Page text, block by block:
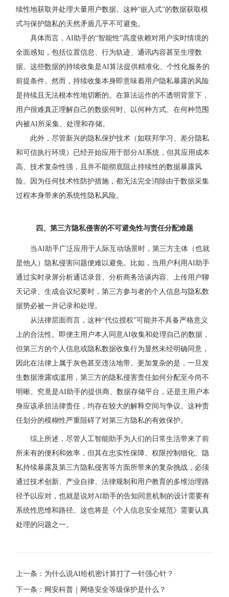
续性地获取并处理大量用户数据。这种“嵌入式”的数据获取模
式与保护隐私的天然矛盾几乎不可避免。
具体而言，AI助手的“智能性”高度依赖对用户实时情境的
全面感知，包括位置信息、行为轨迹、通讯内容甚至生理数
据。这些数据的持续收集是AI算法提供精准化、个性化服务的
前提条件。然而，持续收集本身即意味着用户隐私暴露的风险
是持续且无法根本性地切断的。在算法运作的不透明背景下，
用户很难真正理解自己的数据何时、以何种方式、在何种范围
内被AI所采集、处理和存储。
此外，尽管新兴的隐私保护技术（如联邦学习、差分隐私
和可信执行环境）已经开始应用于部分AI系统，但其应用成本
高、技术复杂性强，且并不能彻底阻止持续性的数据暴露风
险。因为任何技术性防护措施，都无法完全消除由于数据采集
过程本身带来的系统性隐私风险。
四、第三方隐私侵害的不可避免性与责任分配难题
当AI助手广泛应用于人际互动场景时，第三方主体（也就
是他人）隐私侵害问题便难以避免。比如，当用户利用AI助手
通过实时录屏分析通话录音、分析商务洽谈内容、上传用户聊
天记录、生成会议纪要时，第三方参与者的个人信息与隐私数
据势必被一并记录和处理。
从法律层面而言，这种“代位授权”可能并不具备严格意义
上的合法性。即便主用户本人同意AI收集和处理自己的数据，
但第三方的个人信息或隐私数据收集行为显然未经明确同意，
因此在法律上属于灰色甚至违法地带。更加复杂的是，一旦发
生数据泄露或滥用，第三方的隐私侵害责任如何分配至今尚不
明晰。究竟是AI助手的提供商、数据存储平台，还是主用户本
身应该承担法律责任，均存在较大的解释空间与争议。这种责
任划分的模糊性严重阻碍了对第三方隐私的有效保护。
综上所述，尽管人工智能助手为人们的日常生活带来了前
所未有的便利和效率，但其在忠实性保障、权限控制细化、隐
私持续暴露及第三方隐私侵害等方面所带来的复杂挑战，必须
通过技术创新、产业自律、法律规制和用户教育的多维治理路
径予以应对，也就是说对AI助手的告知同意机制的设计需要有
系统性思维和路径。这也将是《个人信息安全规范》需要认真
处理的问题之一。
上一条：为什么说AI给机密计算打了一针强心针？
下一条：网安科普｜网络安全等级保护是什么？